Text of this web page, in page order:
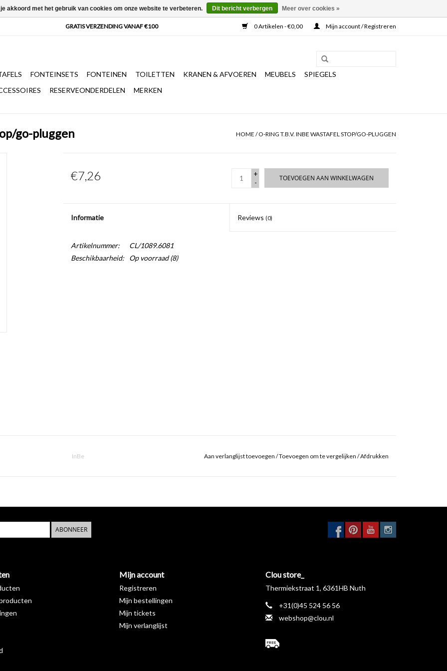
0 Artikelen - €0,00 Mijn account / Registreren
FONTEINSETS FONTEINEN TOILETTEN KRANEN & AFVOEREN MEUBELS
SPIEGELS
RESERVEONDERDELEN MERKEN
go-pluggen HOME /O-RING T.B.V. INBE WASTAFEL STOP/GO-PLUGGEN
€7,26
+
-
TOEVOEGEN AAN WINKELWAGEN
Informatie Reviews (0)
Artikelnummer:
CL/1089.6081
Beschikbaarheid:
Op voorraad(8)
InBe Aan verlanglijst toevoegen /Toevoegen om te vergelijken /Afdrukken
ABONNEER
Mijn account
Registreren
Mijn bestellingen
Mijn tickets
Mijn verlanglijst
Clou store_
Thermiekstraat 1, 6361HB Nuth
+31(0)45 524 56 56
webshop@clou.nl
akkoord met het gebruik van cookies om onze website te verbeteren. Dit bericht verbergen Meer over cookies »